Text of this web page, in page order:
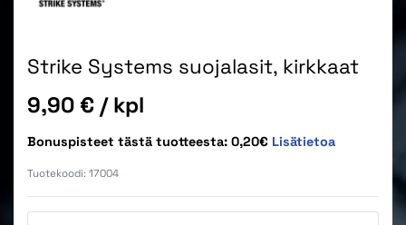
Strike Systems suojalasit, kirkkaat
Hinta
9,90 € / kpl
Bonuspisteet tästä tuotteesta: 0,20€ Lisätietoa
Tuotekoodi: 17004